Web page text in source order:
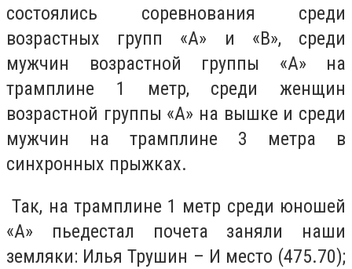
состоялись соревнования среди
возрастных групп «А» и «В», среди
мужчин возрастной группы «А» на
трамплине 1 метр, среди женщин
возрастной группы «А» на вышке и среди
мужчин на трамплине 3 метра в
синхронных прыжках.
Так, на трамплине 1 метр среди юношей
«А» пьедестал почета заняли наши
земляки: Илья Трушин – И место (475.70);